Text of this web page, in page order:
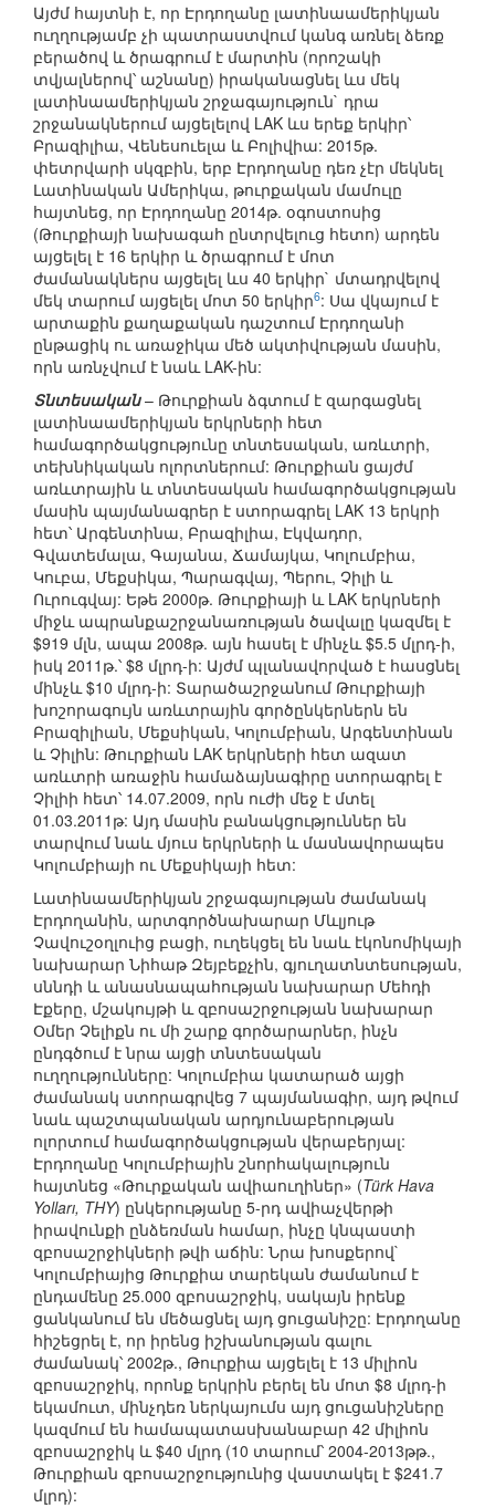
Այժմ հայտնի է, որ Էրդողանը լատինաամերիկյան
ուղղությամբ չի պատրաստվում կանգ առնել ձեռք
բերածով և ծրագրում է մարտին (որոշակի
տվյալներով՝ աշնանը) իրականացնել ևս մեկ
լատինաամերիկյան շրջագայություն` դրա
շրջանակներում այցելելով LAK ևս երեք երկիր՝
Բրազիլիա, Վենեսուելա և Բոլիվիա: 2015թ.
փետրվարի սկզբին, երբ Էրդողանը դեռ չէր մեկնել
Լատինական Ամերիկա, թուրքական մամուլը
հայտնեց, որ Էրդողանը 2014թ. օգոստոսից
(Թուրքիայի նախագահ ընտրվելուց հետո) արդեն
այցելել է 16 երկիր և ծրագրում է մոտ
ժամանակներս այցելել ևս 40 երկիր` մտադրվելով
մեկ տարում այցելել մոտ 50 երկիր6: Սա վկայում է
արտաքին քաղաքական դաշտում Էրդողանի
ընթացիկ ու առաջիկա մեծ ակտիվության մասին,
որն առնչվում է նաև LAK-ին:
Տնտեսական– Թուրքիան ձգտում է զարգացնել
լատինաամերիկյան երկրների հետ
համագործակցությունը տնտեսական, առևտրի,
տեխնիկական ոլորտներում: Թուրքիան ցայժմ
առևտրային և տնտեսական համագործակցության
մասին պայմանագրեր է ստորագրել LAK 13 երկրի
հետ՝ Արգենտինա, Բրազիլիա, Էկվադոր,
Գվատեմալա, Գայանա, Ճամայկա, Կոլումբիա,
Կուբա, Մեքսիկա, Պարագվայ, Պերու, Չիլի և
Ուրուգվայ: Եթե 2000թ. Թուրքիայի և LAK երկրների
միջև ապրանքաշրջանառության ծավալը կազմել է
$919 մլն, ապա 2008թ. այն հասել է մինչև $5.5 մլրդ-ի,
իսկ 2011թ.՝ $8 մլրդ-ի: Այժմ պլանավորված է հասցնել
մինչև $10 մլրդ-ի: Տարածաշրջանում Թուրքիայի
խոշորագույն առևտրային գործընկերներն են
Բրազիլիան, Մեքսիկան, Կոլումբիան, Արգենտինան
և Չիլին: Թուրքիան LAK երկրների հետ ազատ
առևտրի առաջին համաձայնագիրը ստորագրել է
Չիլիի հետ՝ 14.07.2009, որն ուժի մեջ է մտել
01.03.2011թ: Այդ մասին բանակցություններ են
տարվում նաև մյուս երկրների և մասնավորապես
Կոլումբիայի ու Մեքսիկայի հետ:
Լատինաամերիկյան շրջագայության ժամանակ
Էրդողանին, արտգործնախարար Մևլյութ
Չավուշօղլուից բացի, ուղեկցել են նաև էկոնոմիկայի
նախարար Նիհաթ Զեյբեքչին, գյուղատնտեսության,
սննդի և անասնապահության նախարար Մեհդի
Էքերը, մշակույթի և զբոսաշրջության նախարար
Օմեր Չելիքն ու մի շարք գործարարներ, ինչն
ընդգծում է նրա այցի տնտեսական
ուղղությունները: Կոլումբիա կատարած այցի
ժամանակ ստորագրվեց 7 պայմանագիր, այդ թվում
նաև պաշտպանական արդյունաբերության
ոլորտում համագործակցության վերաբերյալ:
Էրդողանը Կոլումբիային շնորհակալություն
հայտնեց «Թուրքական ավիաուղիներ» (Türk Hava
Yolları, THY) ընկերությանը 5-րդ ավիաչվերթի
իրավունքի ընձեռման համար, ինչը կնպաստի
զբոսաշրջիկների թվի աճին: Նրա խոսքերով`
Կոլումբիայից Թուրքիա տարեկան ժամանում է
ընդամենը 25.000 զբոսաշրջիկ, սակայն իրենք
ցանկանում են մեծացնել այդ ցուցանիշը: Էրդողանը
հիշեցրել է, որ իրենց իշխանության գալու
ժամանակ՝ 2002թ., Թուրքիա այցելել է 13 միլիոն
զբոսաշրջիկ, որոնք երկրին բերել են մոտ $8 մլրդ-ի
եկամուտ, մինչդեռ ներկայումս այդ ցուցանիշները
կազմում են համապատասխանաբար 42 միլիոն
զբոսաշրջիկ և $40 մլրդ (10 տարում՝ 2004-2013թթ.,
Թուրքիան զբոսաշրջությունից վաստակել է $241.7
մլրդ):